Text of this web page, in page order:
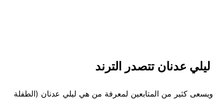
ليلي عدنان تتصدر الترند
ويسعى كثير من المتابعين لمعرفة من هي ليلي عدنان (الطفلة